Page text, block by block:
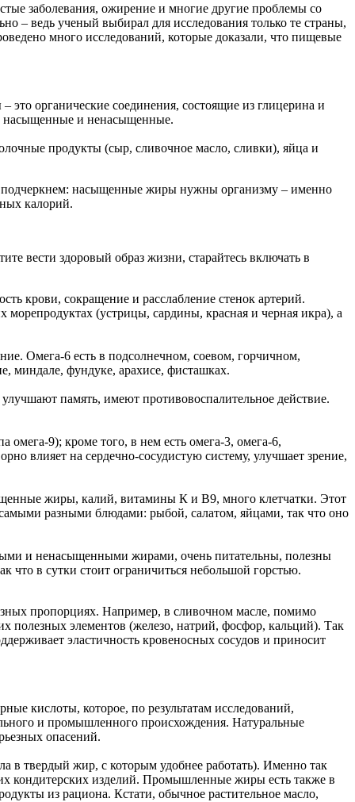
заболевания, ожирение и многие другие проблемы со
– ведь ученый выбирал для исследования только те страны,
много исследований, которые доказали, что пищевые
органические соединения, состоящие из глицерина и
насыщенные и ненасыщенные.
продукты (сыр, сливочное масло, сливки), яйца и
подчеркнем: насыщенные жиры нужны организму – именно
калорий.
вести здоровый образ жизни, старайтесь включать в
крови, сокращение и расслабление стенок артерий.
(устрицы, сардины, красная и черная икра), а
Омега-6 есть в подсолнечном, соевом, горчичном,
миндале, фундуке, арахисе, фисташках.
память, имеют противовоспалительное действие.
9); кроме того, в нем есть омега-3, омега-6,
влияет на сердечно-сосудистую систему, улучшает зрение,
жиры, калий, витамины К и В9, много клетчатки. Этот
самыми разными блюдами: рыбой, салатом, яйцами, так что оно
и ненасыщенными жирами, очень питательны, полезны
что в сутки стоит ограничиться небольшой горстью.
пропорциях. Например, в сливочном масле, помимо
элементов (железо, натрий, фосфор, кальций). Так
эластичность кровеносных сосудов и приносит
кислоты, которое, по результатам исследований,
и промышленного происхождения. Натуральные
опасений.
в твердый жир, с которым удобнее работать). Именно так
кондитерских изделий. Промышленные жиры есть также в
из рациона. Кстати, обычное растительное масло,